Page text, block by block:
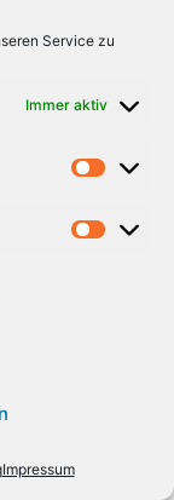
Service zu
Immer aktiv
Impressum